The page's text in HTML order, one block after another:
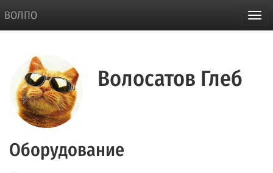
ВОЛПО
Волосатов Глеб
Оборудование